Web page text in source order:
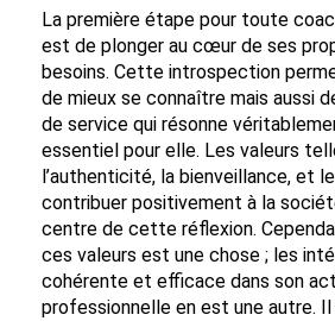
La première étape pour toute
est de plonger au cœur de ses
besoins. Cette introspection
de mieux se connaître mais aussi
de service qui résonne
essentiel pour elle. Les valeurs
l’authenticité, la bienveillance, et
contribuer positivement à la
centre de cette réflexion.
ces valeurs est une chose ; les
cohérente et efficace dans son
professionnelle en est une autre. Il